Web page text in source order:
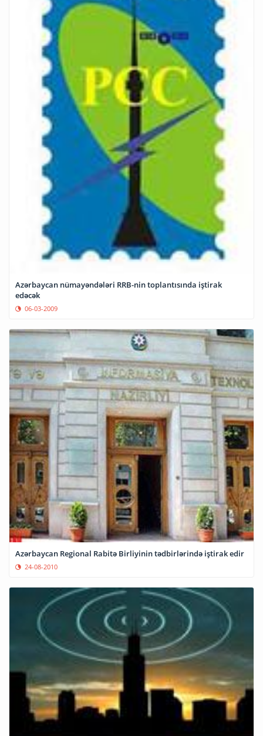
Azərbaycan nümayəndələri RRB-nin toplantısında iştirak
edəcək
06-03-2009
Azərbaycan Regional Rabitə Birliyinin tədbirlərində iştirak edir
24-08-2010